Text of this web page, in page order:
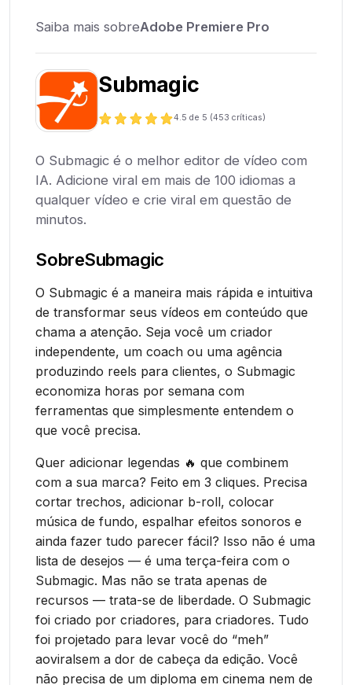
Saiba mais sobreAdobe Premiere Pro
Submagic
4.5 de 5 (453 críticas)
O Submagic é o melhor editor de vídeo com
IA. Adicione viral em mais de 100 idiomas a
qualquer vídeo e crie viral em questão de
minutos.
SobreSubmagic
O Submagic é a maneira mais rápida e intuitiva
de transformar seus vídeos em conteúdo que
chama a atenção. Seja você um criador
independente, um coach ou uma agência
produzindo reels para clientes, o Submagic
economiza horas por semana com
ferramentas que simplesmente entendem o
que você precisa.
Quer adicionar legendas 🔥 que combinem
com a sua marca? Feito em 3 cliques. Precisa
cortar trechos, adicionar b-roll, colocar
música de fundo, espalhar efeitos sonoros e
ainda fazer tudo parecer fácil? Isso não é uma
lista de desejos — é uma terça-feira com o
Submagic. Mas não se trata apenas de
recursos — trata-se de liberdade. O Submagic
foi criado por criadores, para criadores. Tudo
foi projetado para levar você do “meh”
aoviralsem a dor de cabeça da edição. Você
não precisa de um diploma em cinema nem de